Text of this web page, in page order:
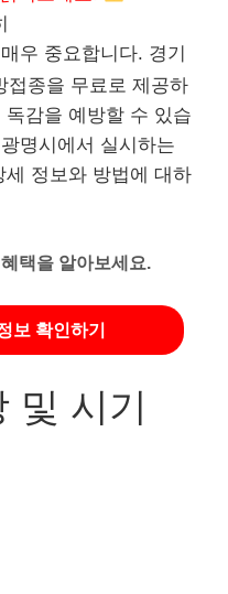
우 중요합니다. 경기
접종을 무료로 제공하
감을 예방할 수 있습
명시에서 실시하는
세 정보와 방법에 대하
택을 알아보세요.
보 확인하기
및 시기